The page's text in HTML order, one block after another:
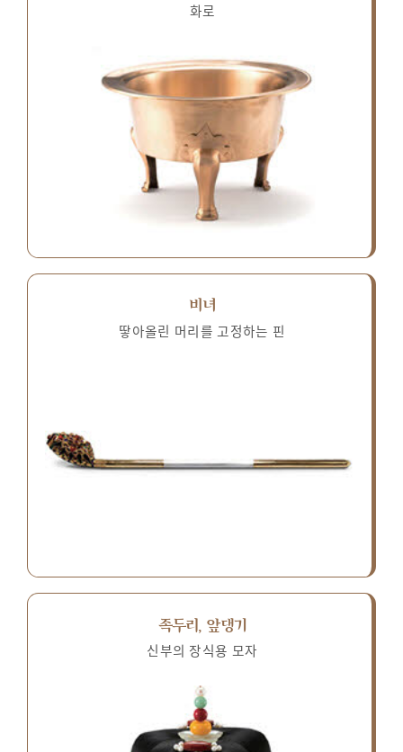
화로
비녀
땋아올린 머리를 고정하는 핀
족두리, 앞댕기
신부의 장식용 모자